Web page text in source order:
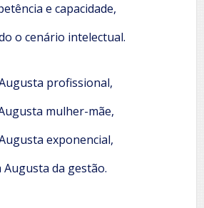
e capacidade,
o cenário intelectual.
profissional,
mulher-mãe,
exponencial,
Augusta da gestão.